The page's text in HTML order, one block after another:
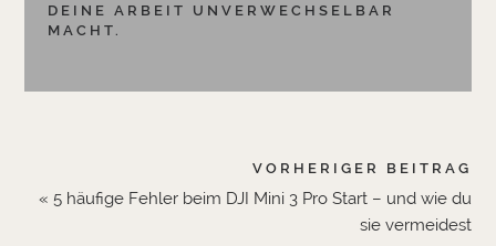
DEINE ARBEIT UNVERWECHSELBAR
MACHT.
VORHERIGER BEITRAG
« 5 häufige Fehler beim DJI Mini 3 Pro Start – und wie du
sie vermeidest